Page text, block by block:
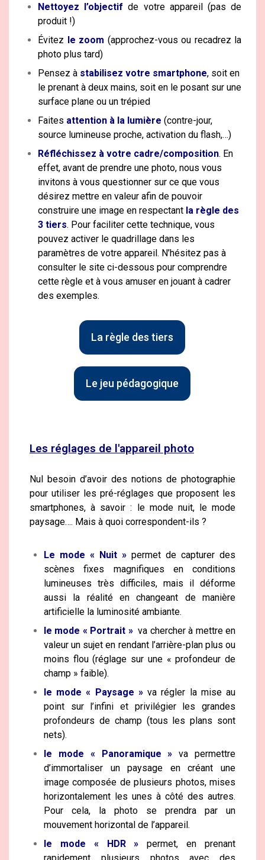
Nettoyez l’objectif de votre appareil (pas de
produit !)
Évitez le zoom (approchez-vous ou recadrez la
photo plus tard)
Pensez à stabilisez votre smartphone, soit en
le prenant à deux mains, soit en le posant sur une
surface plane ou un trépied
Faites attention à la lumière (contre-jour,
source lumineuse proche, activation du flash,…)
Réfléchissez à votre cadre/composition. En
effet, avant de prendre une photo, nous vous
invitons à vous questionner sur ce que vous
désirez mettre en valeur afin de pouvoir
construire une image en respectant la règle des
3 tiers. Pour faciliter cette technique, vous
pouvez activer le quadrillage dans les
paramètres de votre appareil. N’hésitez pas à
consulter le site ci-dessous pour comprendre
cette règle et à vous amuser en jouant à cadrer
des exemples.
La règle des tiers
Le jeu pédagogique
Les réglages de l'appareil photo
Nul besoin d’avoir des notions de photographie
pour utiliser les pré-réglages que proposent les
smartphones, à savoir : le mode nuit, le mode
paysage…. Mais à quoi correspondent-ils ?
Le mode « Nuit » permet de capturer des
scènes fixes magnifiques en conditions
lumineuses très difficiles, mais il déforme
aussi la réalité en changeant de manière
artificielle la luminosité ambiante.
le mode « Portrait »va chercher à mettre en
valeur un sujet en rendant l’arrière-plan plus ou
moins flou (réglage sur une «profondeur de
champ » faible).
le mode « Paysage »va régler la mise au
point sur l’infini et privilégier les grandes
profondeurs de champ (tous les plans sont
nets).
le mode « Panoramique » va permettre
d’immortaliser un paysage en créant une
image composée de plusieurs photos, mises
horizontalement les unes à côté des autres.
Pour cela, la photo se prendra par un
mouvement horizontal de l’appareil.
le mode « HDR » permet, en prenant